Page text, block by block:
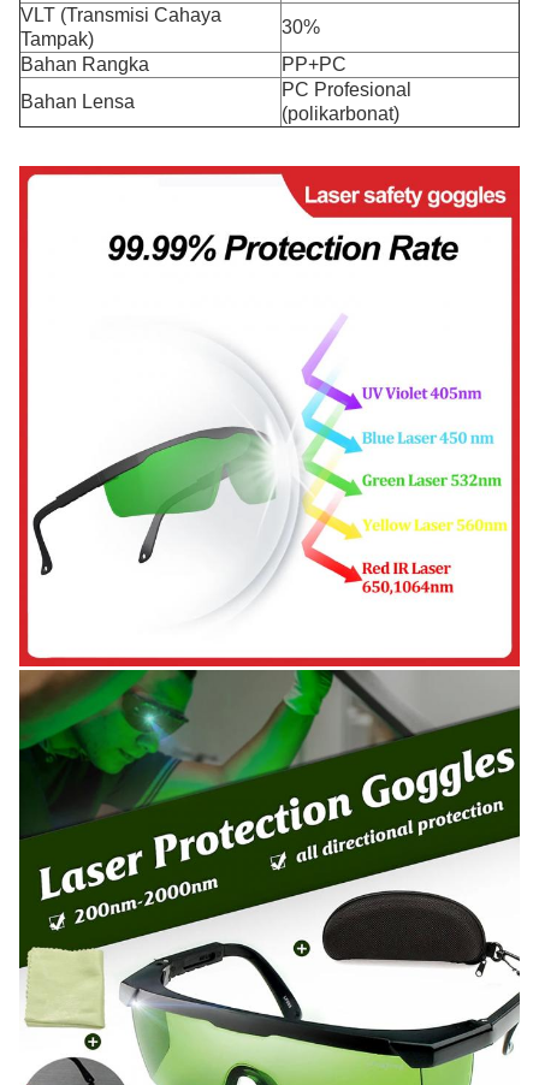
VLT (Transmisi Cahaya
Tampak)
30%
Bahan Rangka
PP+PC
Bahan Lensa
PC Profesional
(polikarbonat)